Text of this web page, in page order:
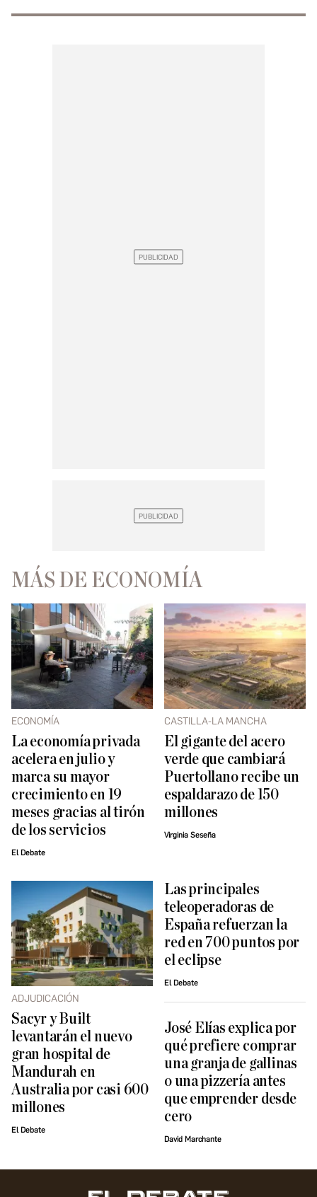
MÁS DE ECONOMÍA
ECONOMÍA
La economía privada
acelera en julio y
marca su mayor
crecimiento en 19
meses gracias al tirón
de los servicios
El Debate
CASTILLA-LA MANCHA
El gigante del acero
verde que cambiará
Puertollano recibe un
espaldarazo de 150
millones
Virginia Seseña
ADJUDICACIÓN
Sacyr y Built
levantarán el nuevo
gran hospital de
Mandurah en
Australia por casi 600
millones
El Debate
Las principales
teleoperadoras de
España refuerzan la
red en 700 puntos por
el eclipse
El Debate
José Elías explica por
qué prefiere comprar
una granja de gallinas
o una pizzería antes
que emprender desde
cero
David Marchante